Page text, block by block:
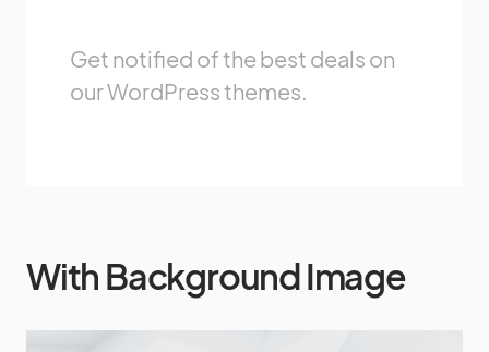
Get notified of the best deals on
our WordPress themes.
With Background Image